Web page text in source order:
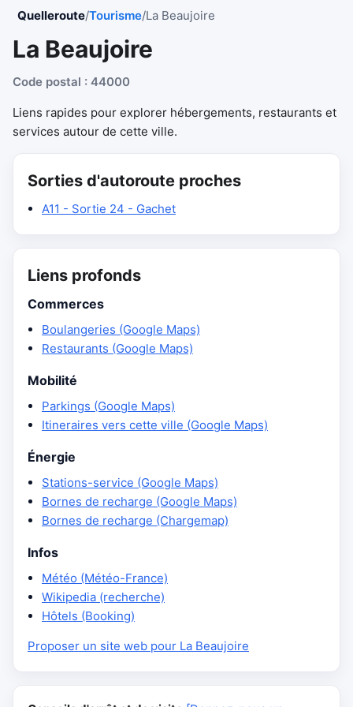
Quelleroute/Tourisme/La Beaujoire
La Beaujoire
Code postal : 44000
Liens rapides pour explorer hébergements, restaurants et
services autour de cette ville.
Sorties d'autoroute proches
A11 - Sortie 24 - Gachet
Liens profonds
Commerces
Boulangeries (Google Maps)
Restaurants (Google Maps)
Mobilité
Parkings (Google Maps)
Itineraires vers cette ville (Google Maps)
Énergie
Stations-service (Google Maps)
Bornes de recharge (Google Maps)
Bornes de recharge (Chargemap)
Infos
Météo (Météo-France)
Wikipedia (recherche)
Hôtels (Booking)
Proposer un site web pour La Beaujoire